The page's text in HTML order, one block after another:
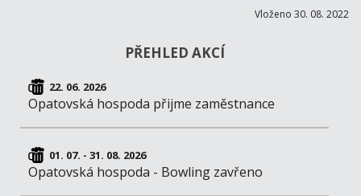
Vloženo 30. 08. 2022
PŘEHLED AKCÍ
22. 06. 2026
Opatovská hospoda přijme zaměstnance
01. 07. - 31. 08. 2026
Opatovská hospoda - Bowling zavřeno